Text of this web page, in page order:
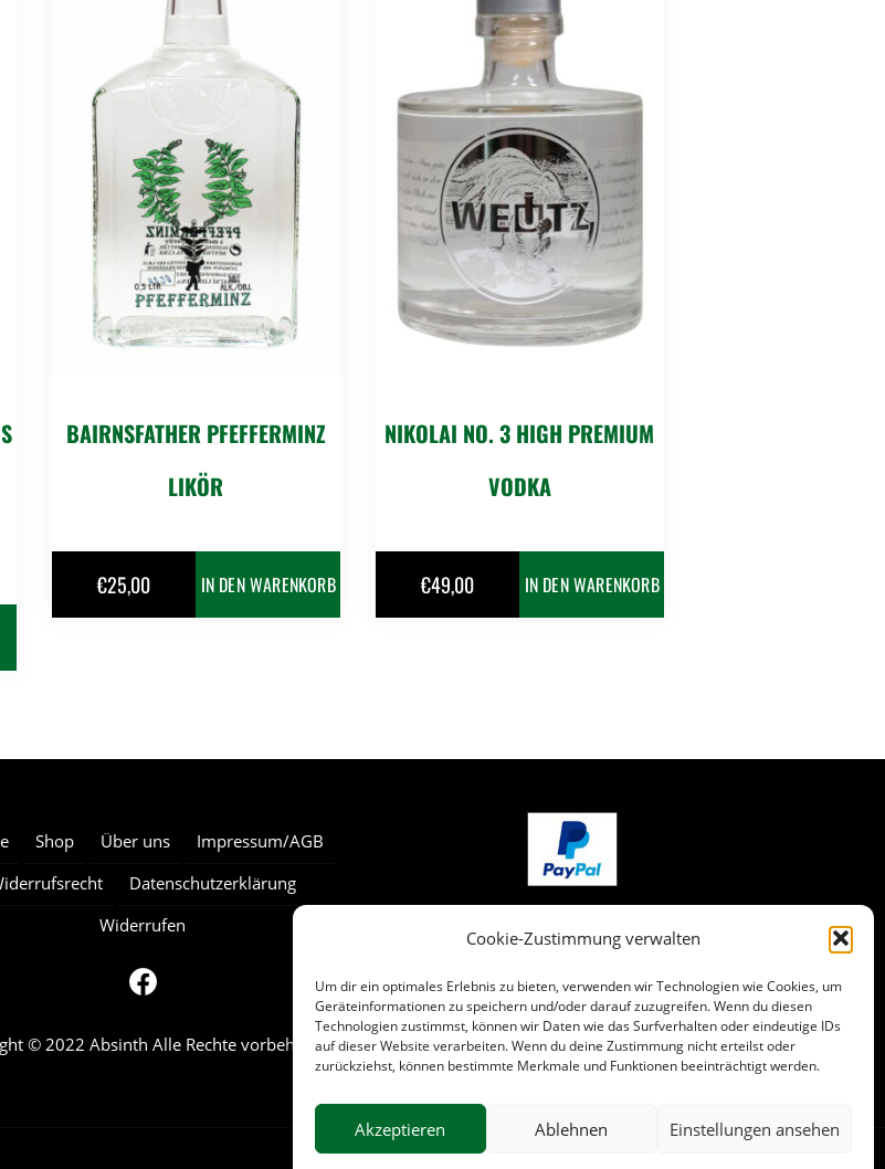
Cookie-Zustimmung verwalten
Um dir ein optimales Erlebnis zu bieten, verwenden wir Technologien wie Cookies, um
Geräteinformationen zu speichern und/oder darauf zuzugreifen. Wenn du diesen
Technologien zustimmst, können wir Daten wie das Surfverhalten oder eindeutige IDs
auf dieser Website verarbeiten. Wenn du deine Zustimmung nicht erteilst oder
zurückziehst, können bestimmte Merkmale und Funktionen beeinträchtigt werden.
Akzeptieren Ablehnen Einstellungen ansehen
BAIRNSFATHER PFEFFERMINZ
LIKÖR
€25,00 IN DEN WARENKORB
NIKOLAI NO. 3 HIGH PREMIUM
VODKA
€49,00 IN DEN WARENKORB
Shop Über uns
Impressum/AGB
Datenschutzerklärung
Widerrufen
© 2022 Absinth Alle Rechte vorbehalten.